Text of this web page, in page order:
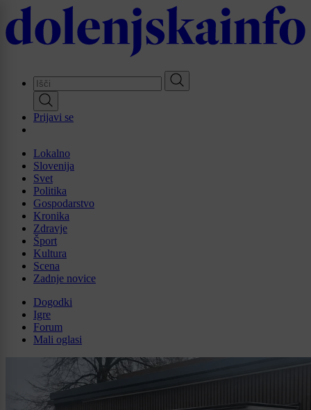
Skip
to
main
Prijavi se
Lokalno
Slovenija
Svet
Politika
Gospodarstvo
Kronika
Zdravje
Šport
Kultura
Scena
Zadnje novice
Dogodki
Igre
Forum
Mali oglasi